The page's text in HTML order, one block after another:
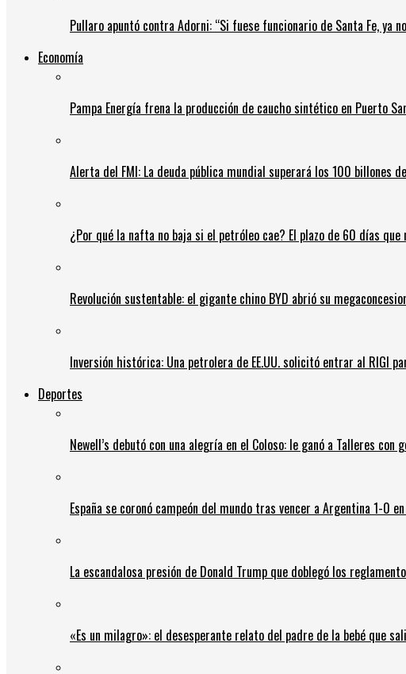
Pullaro apuntó contra Adorni: “Si fuese funcionario de Santa Fe, ya
Economía
Pampa Energía frena la producción de caucho sintético en Puerto
Alerta del FMI: La deuda pública mundial superará los 100 billones
¿Por qué la nafta no baja si el petróleo cae? El plazo de 60 días
Revolución sustentable: el gigante chino BYD abrió su
Inversión histórica: Una petrolera de EE.UU. solicitó entrar al RIGI
Deportes
Newell’s debutó con una alegría en el Coloso: le ganó a Talleres
España se coronó campeón del mundo tras vencer a Argentina 1-0
La escandalosa presión de Donald Trump que doblegó los
«Es un milagro»: el desesperante relato del padre de la bebé que